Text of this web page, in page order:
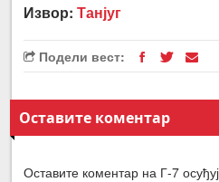
Извор:Танјуг
Подели вест:
Оставите коментар
Оставите коментар на Г-7